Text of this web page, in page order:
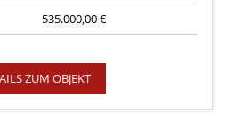
535.000,00 €
ZUM OBJEKT